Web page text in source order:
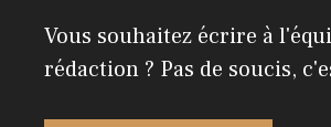
Vous souhaitez écrire à
rédaction ? Pas de soucis,